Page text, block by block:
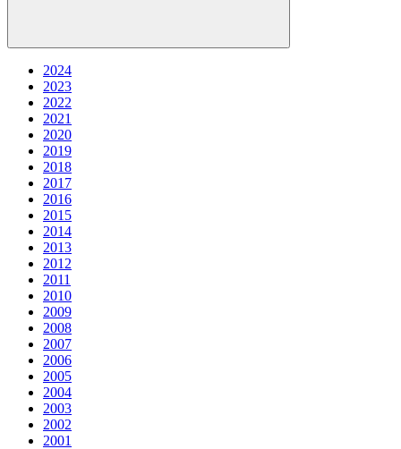
2024
2023
2022
2021
2020
2019
2018
2017
2016
2015
2014
2013
2012
2011
2010
2009
2008
2007
2006
2005
2004
2003
2002
2001